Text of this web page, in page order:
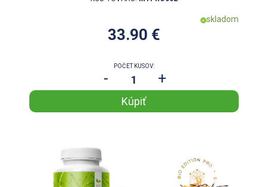
skladom
33.90 €
POČET KUSOV:
- +